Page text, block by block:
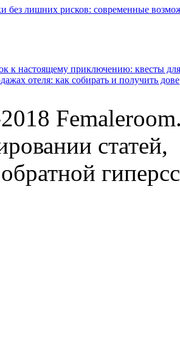
без лишних рисков: современные
к настоящему приключению: квесты
отеля: как собирать и получить
статей,